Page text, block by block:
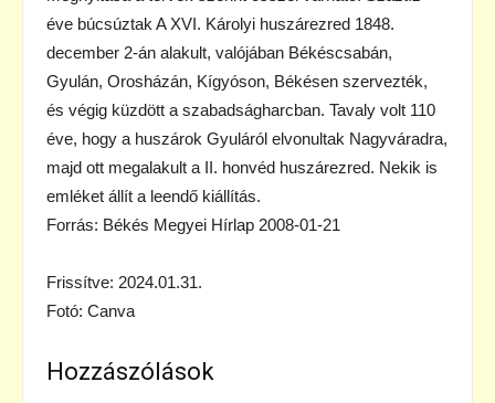
éve búcsúztak A XVI. Károlyi huszárezred 1848.
december 2-án alakult, valójában Békéscsabán,
Gyulán, Orosházán, Kígyóson, Békésen szervezték,
és végig küzdött a szabadságharcban. Tavaly volt 110
éve, hogy a huszárok Gyuláról elvonultak Nagyváradra,
majd ott megalakult a II. honvéd huszárezred. Nekik is
emléket állít a leendő kiállítás.
Forrás: Békés Megyei Hírlap 2008-01-21
Frissítve: 2024.01.31.
Fotó: Canva
Hozzászólások